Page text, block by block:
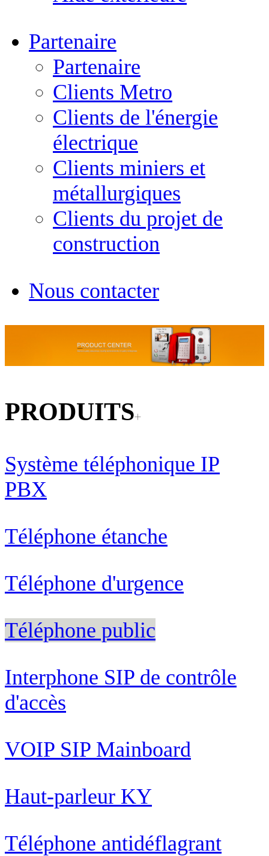
Partenaire
Partenaire
Clients Metro
Clients de l'énergie
électrique
Clients miniers et
métallurgiques
Clients du projet de
construction
Nous contacter
PRODUITS
Système téléphonique IP
PBX
Téléphone étanche
Téléphone d'urgence
Téléphone public
Interphone SIP de contrôle
d'accès
VOIP SIP Mainboard
Haut-parleur KY
Téléphone antidéflagrant